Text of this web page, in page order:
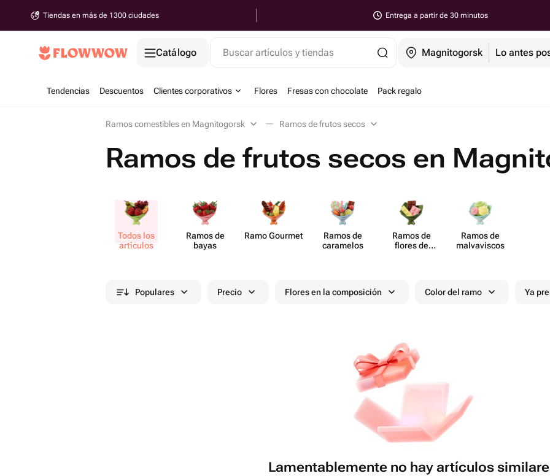
Tiendas en más de 1300 ciudades Entrega a partir de 30 minutos
Catálogo Buscar artículos y tiendas Magnitogorsk Lo antes
Tendencias Descuentos Clientes corporativos Flores Fresas con chocolate Pack regalo
Ramos comestibles en Magnitogorsk Ramos de frutos secos
Ramos de frutos secos en
Todos los
artículos
Ramos de
bayas
Ramo Gourmet
Ramos de
caramelos
Ramos de
flores de
Ramos de
malva​viscos
Populares Precio Flores en la composición Color del ramo Ya
Lamentablemente no hay artículos